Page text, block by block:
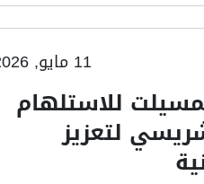
11 مايو, 2026
للاستلهام
لتعزيز